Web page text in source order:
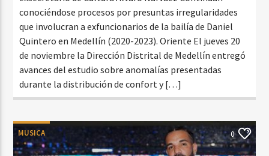
conociéndose procesos por presuntas irregularidades
que involucran a exfuncionarios de la bailía de Daniel
Quintero en Medellín (2020-2023). Oriente El jueves 20
de noviembre la Dirección Distrital de Medellín entregó
avances del estudio sobre anomalías presentadas
durante la distribución de confort y […]
MUSICA 0